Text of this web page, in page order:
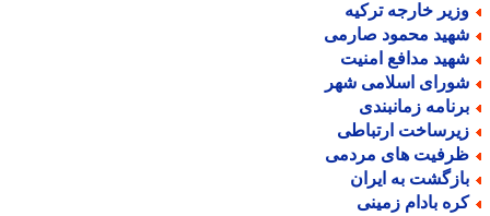
خارجه ترکیه
محمود صارمی
مدافع امنیت
اسلامی شهر
زمانبندی
ارتباطی
های مردمی
به ایران
بادام زمینی